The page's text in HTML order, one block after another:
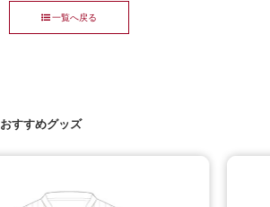
一覧へ戻る
おすすめグッズ